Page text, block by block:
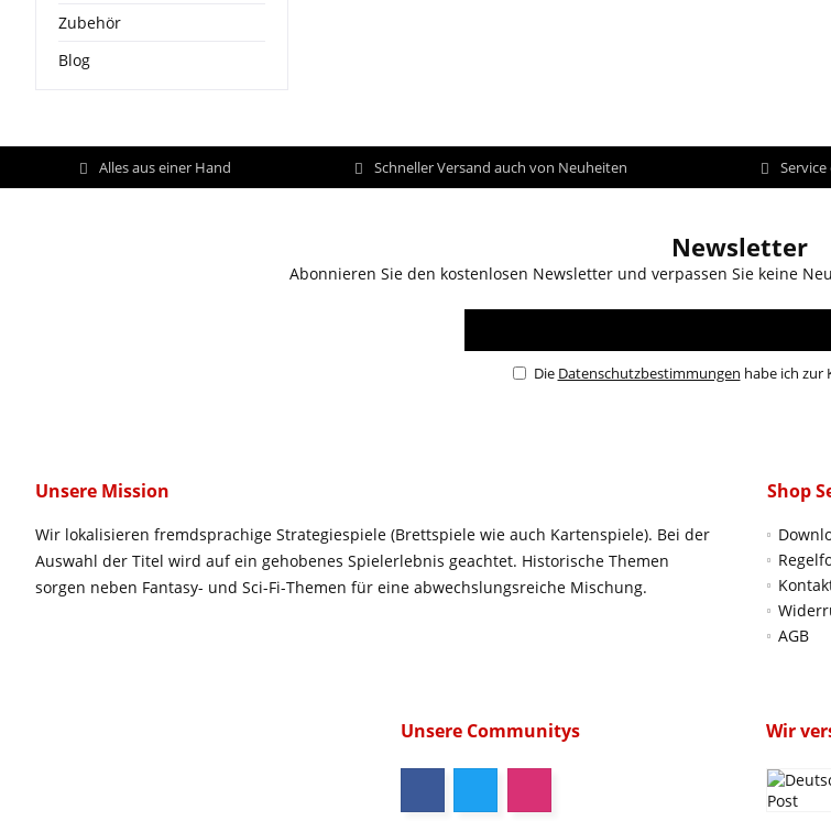
Zubehör
Blog
Alles aus einer Hand Schneller Versand auch von Neuheiten
Newsletter
Abonnieren Sie den kostenlosen Newsletter und verpassen Sie keine
Die Datenschutzbestimmungen habe ich zur
Unsere Mission
Wir lokalisieren fremdsprachige Strategiespiele (Brettspiele wie auch Kartenspiele). Bei der
Auswahl der Titel wird auf ein gehobenes Spielerlebnis geachtet. Historische Themen
sorgen neben Fantasy- und Sci-Fi-Themen für eine abwechslungsreiche Mischung.
Shop
AGB
Unsere Communitys Wir